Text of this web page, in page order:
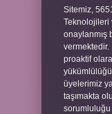
Sitemiz,
Teknolojileri
onaylanmış
proaktif
üyelerimiz
taşımakta
sorumluluğu